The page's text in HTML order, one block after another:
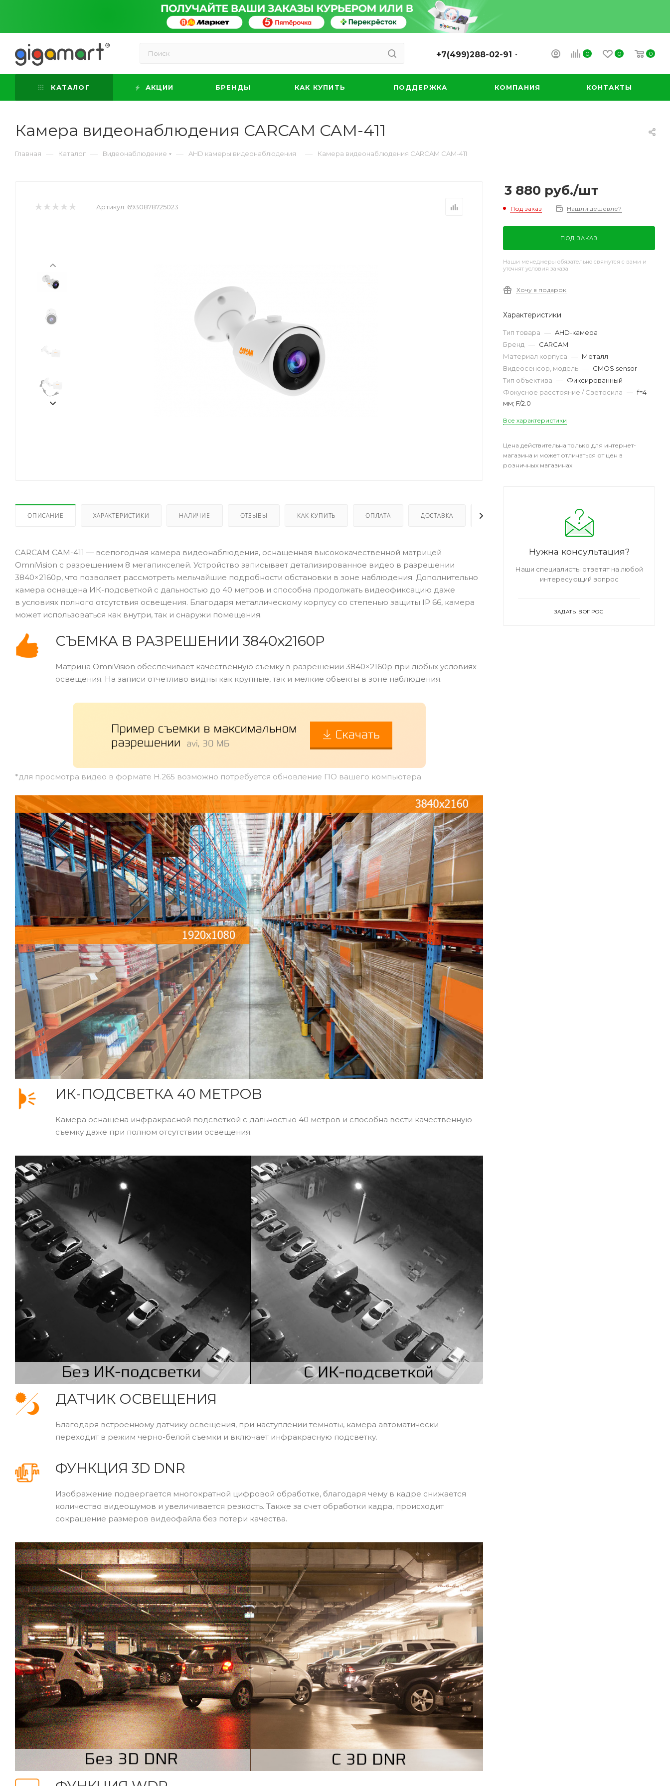
0 0 0
+7(499)288-02-91
КАТАЛОГ АКЦИИ БРЕНДЫ КАК КУПИТЬ ПОДДЕРЖКА КОМПАНИЯ КОНТАКТЫ
Камера видеонаблюдения CARCAM CAM-411
Главная — Каталог — Видеонаблюдение — AHD камеры видеонаблюдения — Камера видеонаблюдения CARCAM CAM-411
Артикул: 6930878725023
ОПИСАНИЕ ХАРАКТЕРИСТИКИ НАЛИЧИЕ ОТЗЫВЫ КАК КУПИТЬ ОПЛАТА ДОСТАВКА ДОПОЛНИТЕЛЬНО
CARCAM CAM-411 — всепогодная камера видеонаблюдения, оснащенная высококачественной матрицей
OmniVision с разрешением 8 мегапикселей. Устройство записывает детализированное видео в разрешении
3840×2160p, что позволяет рассмотреть мельчайшие подробности обстановки в зоне наблюдения. Дополнительно
камера оснащена ИК-подсветкой с дальностью до 40 метров и способна продолжать видеофиксацию даже
в условиях полного отсутствия освещения. Благодаря металлическому корпусу со степенью защиты IP 66, камера
может использоваться как внутри, так и снаружи помещения.
СЪЕМКА В РАЗРЕШЕНИИ 3840x2160P
Матрица OmniVision обеспечивает качественную съемку в разрешении 3840×2160p при любых условиях
освещения. На записи отчетливо видны как крупные, так и мелкие объекты в зоне наблюдения.
*для просмотра видео в формате H.265 возможно потребуется обновление ПО вашего компьютера
ИК-ПОДСВЕТКА 40 МЕТРОВ
Камера оснащена инфракрасной подсветкой с дальностью 40 метров и способна вести качественную
съемку даже при полном отсутствии освещения.
ДАТЧИК ОСВЕЩЕНИЯ
Благодаря встроенному датчику освещения, при наступлении темноты, камера автоматически
переходит в режим черно-белой съемки и включает инфракрасную подсветку.
ФУНКЦИЯ 3D DNR
Изображение подвергается многократной цифровой обработке, благодаря чему в кадре снижается
количество видеошумов и увеличивается резкость. Также за счет обработки кадра, происходит
сокращение размеров видеофайла без потери качества.
3 880 руб./шт
Под заказ Нашли дешевле?
ПОД ЗАКАЗ
Наши менеджеры обязательно свяжутся с вами и
уточнят условия заказа
Хочу в подарок
Характеристики
Тип товара — AHD-камера
Бренд — CARCAM
Материал корпуса — Металл
Видеосенсор, модель — CMOS sensor
Тип объектива — Фиксированный
Фокусное расстояние / Светосила — f=4
мм; F/2.0
Все характеристики
Цена действительна только для интернет-
магазина и может отличаться от цен в
розничных магазинах
Нужна консультация?
Наши специалисты ответят на любой
интересующий вопрос
ЗАДАТЬ ВОПРОС